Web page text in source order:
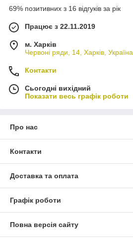
69% позитивних з 16 відгуків за рік
Працює з 22.11.2019
м. Харків
Червоні ряди, 14, Харків, Україна
Контакти
Сьогодні вихідний
Показати весь графік роботи
Про нас
Контакти
Доставка та оплата
Графік роботи
Повна версія сайту